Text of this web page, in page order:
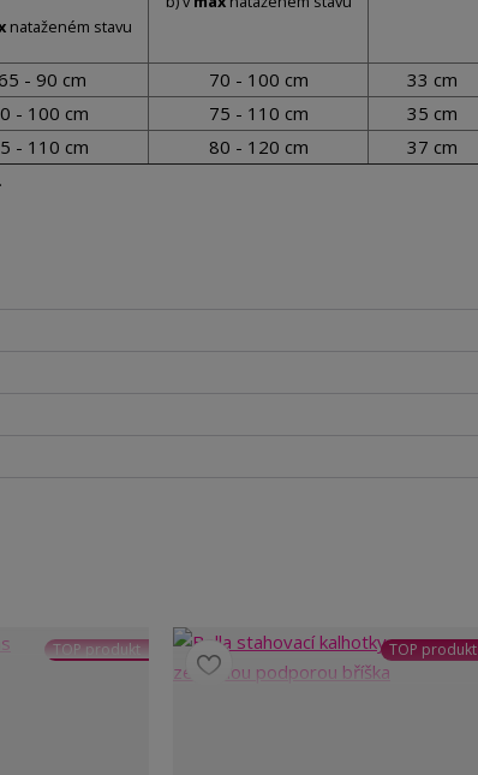
nataženém stavu
- 90 cm 70 - 100 cm
33 cm
- 100 cm 75 - 110 cm
35 cm
- 110 cm 80 - 120 cm 37 cm
TOP produkt TOP produkt